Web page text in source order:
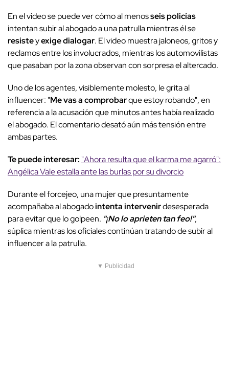
En el video se puede ver cómo al menosseis policías
intentan subir al abogado a una patrulla mientras él se
resisteyexige dialogar. El video muestra jaloneos, gritos y
reclamos entre los involucrados, mientras los automovilistas
que pasaban por la zona observan con sorpresa el altercado.
Uno de los agentes, visiblemente molesto, le grita al
influencer: "Me vas a comprobarque estoy robando", en
referencia a la acusación que minutos antes había realizado
el abogado. El comentario desató aún más tensión entre
ambas partes.
Te puede interesar: "Ahora resulta que el karma me agarró":
Angélica Vale estalla ante las burlas por su divorcio
Durante el forcejeo, una mujer que presuntamente
acompañaba al abogadointenta intervenirdesesperada
para evitar que lo golpeen. "¡No lo aprieten tan feo!",
súplica mientras los oficiales continúan tratando de subir al
influencer a la patrulla.
▼ Publicidad